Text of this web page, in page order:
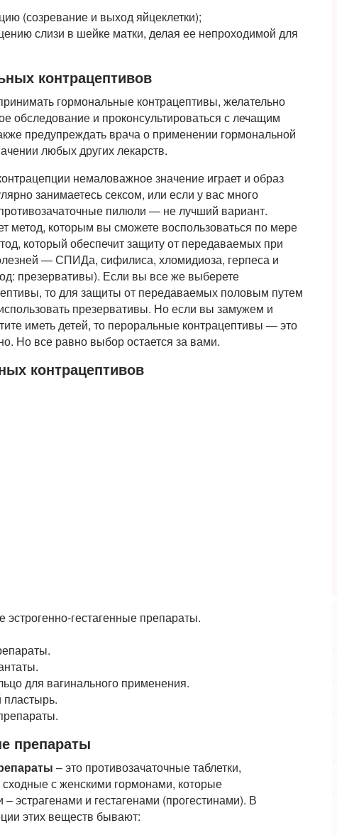
(созревание и выход яйцеклетки);
слизи в шейке матки, делая ее непроходимой для
контрацептивов
гормональные контрацептивы, желательно
обследование и проконсультироваться с лечащим
предупреждать врача о применении гормональной
любых других лекарств.
немаловажное значение играет и образ
занимаетесь сексом, или если у вас много
пилюли — не лучший вариант.
метод, которым вы сможете воспользоваться по мере
который обеспечит защиту от передаваемых при
— СПИДа, сифилиса, хломидиоза, герпеса и
презервативы). Если вы все же выберете
то для защиты от передаваемых половым путем
презервативы. Но если вы замужем и
иметь детей, то пероральные контрацептивы — это
Но все равно выбор остается за вами.
контрацептивов
гестагенные препараты.
для вагинального применения.
препараты
– это противозачаточные таблетки,
с женскими гормонами, которые
эстрагенами и гестагенами (прогестинами). В
этих веществ бывают: